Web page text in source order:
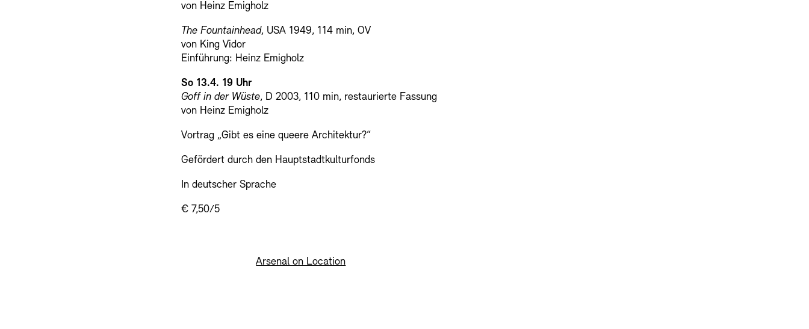
von Heinz Emigholz
The Fountainhead, USA 1949, 114 min, OV
von King Vidor
Einführung: Heinz Emigholz
So 13.4. 19 Uhr
Goff in der Wüste, D 2003, 110 min, restaurierte Fassung
von Heinz Emigholz
Vortrag „Gibt es eine queere Architektur?“
Gefördert durch den Hauptstadtkulturfonds
In deutscher Sprache
€ 7,50/5
Arsenal on Location